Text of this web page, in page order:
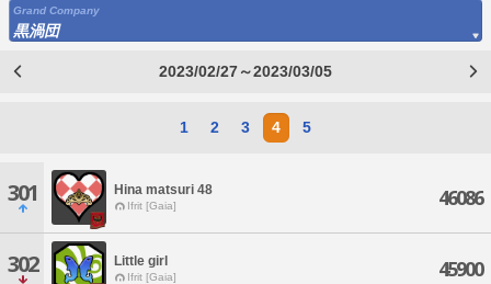
Grand Company
黒渦団
2023/02/27～2023/03/05
1 2 3 4 5
301 Hina matsuri 48
Ifrit [Gaia] 46086
302 Little girl
Ifrit [Gaia] 45900